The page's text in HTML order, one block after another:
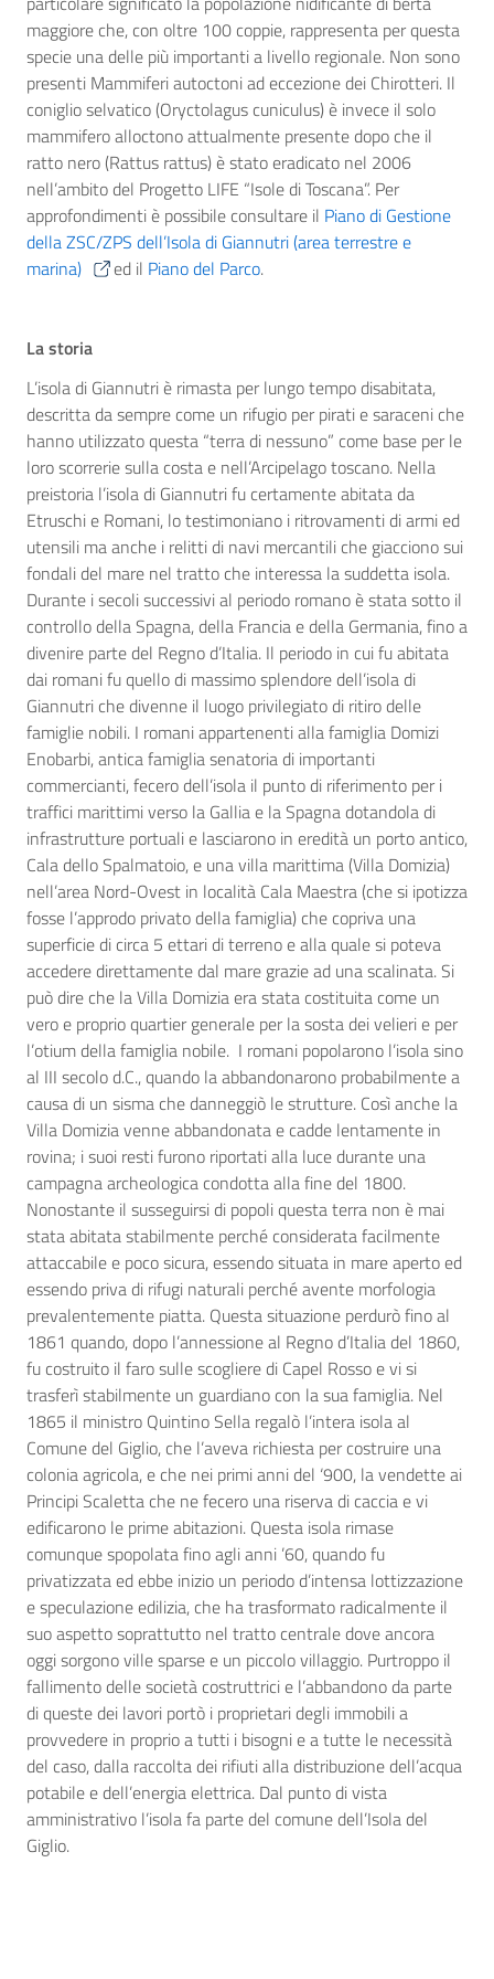
maggiore che, con oltre 100 coppie, rappresenta per questa
specie una delle più importanti a livello regionale. Non sono
presenti Mammiferi autoctoni ad eccezione dei Chirotteri. Il
coniglio selvatico (Oryctolagus cuniculus) è invece il solo
mammifero alloctono attualmente presente dopo che il
ratto nero (Rattus rattus) è stato eradicato nel 2006
nell’ambito del Progetto LIFE “Isole di Toscana”. Per
approfondimenti è possibile consultare il Piano di Gestione
della ZSC/ZPS dell’Isola di Giannutri (area terrestre e
marina)
ed il Piano del Parco.
La storia
L’isola di Giannutri è rimasta per lungo tempo disabitata,
descritta da sempre come un rifugio per pirati e saraceni che
hanno utilizzato questa “terra di nessuno” come base per le
loro scorrerie sulla costa e nell’Arcipelago toscano. Nella
preistoria l’isola di Giannutri fu certamente abitata da
Etruschi e Romani, lo testimoniano i ritrovamenti di armi ed
utensili ma anche i relitti di navi mercantili che giacciono sui
fondali del mare nel tratto che interessa la suddetta isola.
Durante i secoli successivi al periodo romano è stata sotto il
controllo della Spagna, della Francia e della Germania, fino a
divenire parte del Regno d’Italia. Il periodo in cui fu abitata
dai romani fu quello di massimo splendore dell’isola di
Giannutri che divenne il luogo privilegiato di ritiro delle
famiglie nobili. I romani appartenenti alla famiglia Domizi
Enobarbi, antica famiglia senatoria di importanti
commercianti, fecero dell’isola il punto di riferimento per i
traffici marittimi verso la Gallia e la Spagna dotandola di
infrastrutture portuali e lasciarono in eredità un porto antico,
Cala dello Spalmatoio, e una villa marittima (Villa Domizia)
nell’area Nord-Ovest in località Cala Maestra (che si ipotizza
fosse l’approdo privato della famiglia) che copriva una
superficie di circa 5 ettari di terreno e alla quale si poteva
accedere direttamente dal mare grazie ad una scalinata. Si
può dire che la Villa Domizia era stata costituita come un
vero e proprio quartier generale per la sosta dei velieri e per
l’otium della famiglia nobile. I romani popolarono l’isola sino
al III secolo d.C., quando la abbandonarono probabilmente a
causa di un sisma che danneggiò le strutture. Così anche la
Villa Domizia venne abbandonata e cadde lentamente in
rovina; i suoi resti furono riportati alla luce durante una
campagna archeologica condotta alla fine del 1800.
Nonostante il susseguirsi di popoli questa terra non è mai
stata abitata stabilmente perché considerata facilmente
attaccabile e poco sicura, essendo situata in mare aperto ed
essendo priva di rifugi naturali perché avente morfologia
prevalentemente piatta. Questa situazione perdurò fino al
1861 quando, dopo l’annessione al Regno d’Italia del 1860,
fu costruito il faro sulle scogliere di Capel Rosso e vi si
trasferì stabilmente un guardiano con la sua famiglia. Nel
1865 il ministro Quintino Sella regalò l’intera isola al
Comune del Giglio, che l’aveva richiesta per costruire una
colonia agricola, e che nei primi anni del ‘900, la vendette ai
Principi Scaletta che ne fecero una riserva di caccia e vi
edificarono le prime abitazioni. Questa isola rimase
comunque spopolata fino agli anni ’60, quando fu
privatizzata ed ebbe inizio un periodo d’intensa lottizzazione
e speculazione edilizia, che ha trasformato radicalmente il
suo aspetto soprattutto nel tratto centrale dove ancora
oggi sorgono ville sparse e un piccolo villaggio. Purtroppo il
fallimento delle società costruttrici e l’abbandono da parte
di queste dei lavori portò i proprietari degli immobili a
provvedere in proprio a tutti i bisogni e a tutte le necessità
del caso, dalla raccolta dei rifiuti alla distribuzione dell’acqua
potabile e dell’energia elettrica. Dal punto di vista
amministrativo l’isola fa parte del comune dell’Isola del
Giglio.